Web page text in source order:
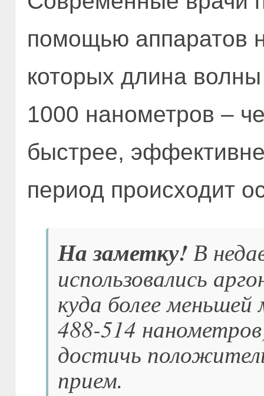
помощью аппаратов
которых длина
1000 нанометров –
быстрее,
период происходит
На заметку!В
использовались
куда более
488-514
достичь
прием.